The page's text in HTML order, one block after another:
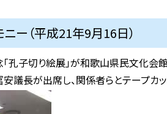
ー（平成21年9月16日）
子切り絵展」が和歌山県民文化会
長が出席し、関係者らとテープカッ